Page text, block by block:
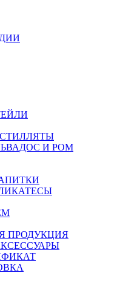
И РОМ
ПРОДУКЦИЯ